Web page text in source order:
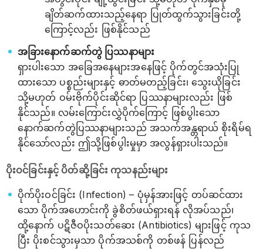
ချိတ်ဆက်ထားသည့်နေရာ ပြုတ်ထွက်သွားခြင်းတို့
ကြောင့်လည်း ဖြစ်နိုင်သည်
အခြားနောက်ဆက်တွဲ ပြဿနာများ
ရှားပါးသော အခြေအနေများအနေဖြင့် ပိုက်တွင်အသုံးပြု
ထားသော ပစ္စည်းများနှင့် ဓာတ်မတည့်ခြင်း၊ သွေးယိုခြင်း
သို့မဟုတ် ဝမ်းဗိုက်ပိုင်းဆိုင်ရာ ပြဿနာများလည်း ဖြစ်
နိုင်သည်။ လမ်းကြောင်းလွှဲပိုက်ကြောင့် ဖြစ်ပွါးသော
နောက်ဆက်တွဲပြဿနာများသည် အသက်အန္တရာယ် စိုးရိမ်ရ
နိုင်သော်လည်း ဤသို့ဖြစ်ပွါးမှုမှာ အလွန်ရှားပါးသည်။
ပိုးဝင်ခြင်းနှင့် ပိတ်ဆို့ခြင်း ကုသနည်းများ
ပိုက်ပိုးဝင်ခြင်း (Infection) – ပုံမှန်အားဖြင့် တပ်ဆင်ထား
သော ပိုက်အဟောင်းကို ခွဲစိတ်ဖယ်ရှားရန် လိုအပ်သည်၊
ထို့နောက် ပဋိဇီဝပိုးသတ်ဆေး (Antibiotics) များဖြင့် ကုသ
ပြီး ပိုးစင်သွားမှသာ ပိုက်အသစ်ကို တစ်ဖန် ပြန်လည်